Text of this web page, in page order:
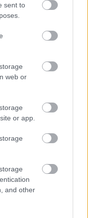
sent to
web or
or app.
and other
határon,
és már
magas művészi